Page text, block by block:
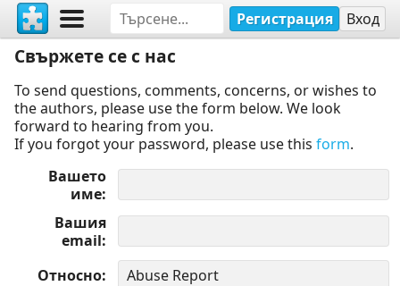
Регистрация Вход
Свържете се с нас
To send questions, comments, concerns, or wishes to
the authors, please use the form below. We look
forward to hearing from you.
If you forgot your password, please use this form.
Вашето
име
Вашия
email
Относно